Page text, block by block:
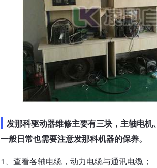
发那科驱动器维修主要有三块，主轴电
一般日常也需要注意发那科机器的保养。
1、查看各轴电缆，动力电缆与通讯电缆；